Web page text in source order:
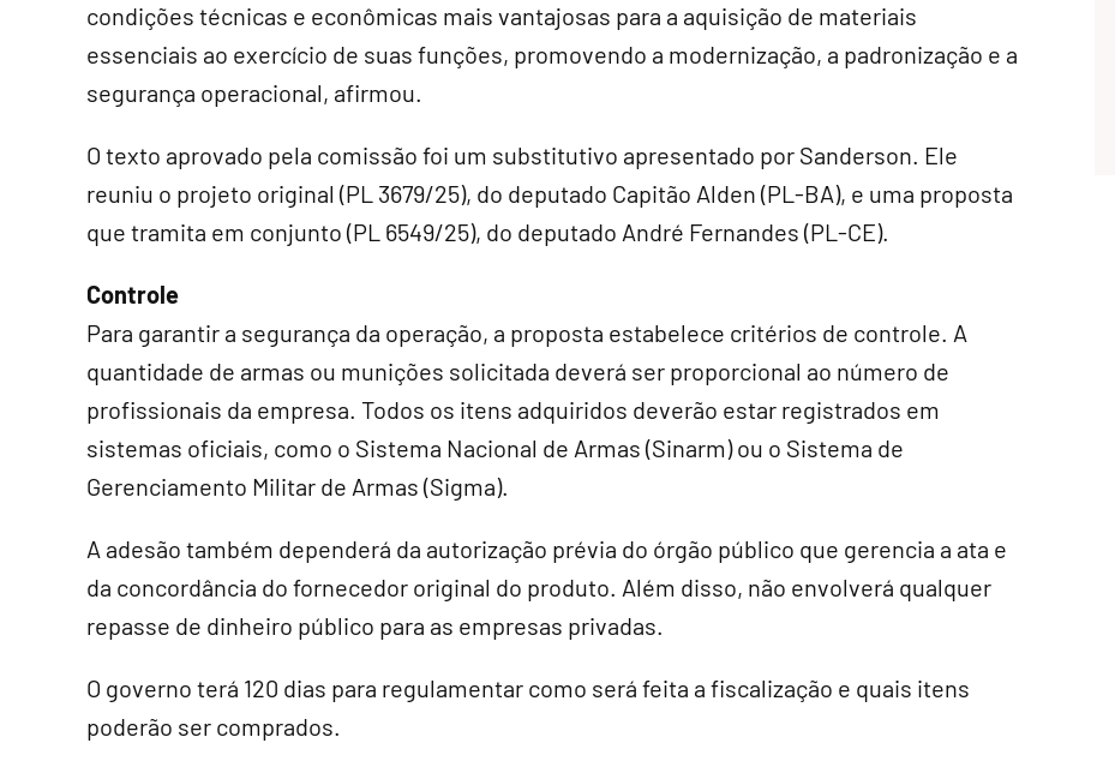
condições técnicas e econômicas mais vantajosas para a aquisição de materiais
essenciais ao exercício de suas funções, promovendo a modernização, a padronização e a
segurança operacional, afirmou.
O texto aprovado pela comissão foi um substitutivo apresentado por Sanderson. Ele
reuniu o projeto original (PL 3679/25), do deputado Capitão Alden (PL-BA), e uma proposta
que tramita em conjunto (PL 6549/25), do deputado André Fernandes (PL-CE).
Controle
Para garantir a segurança da operação, a proposta estabelece critérios de controle. A
quantidade de armas ou munições solicitada deverá ser proporcional ao número de
profissionais da empresa. Todos os itens adquiridos deverão estar registrados em
sistemas oficiais, como o Sistema Nacional de Armas (Sinarm) ou o Sistema de
Gerenciamento Militar de Armas (Sigma).
A adesão também dependerá da autorização prévia do órgão público que gerencia a ata e
da concordância do fornecedor original do produto. Além disso, não envolverá qualquer
repasse de dinheiro público para as empresas privadas.
O governo terá 120 dias para regulamentar como será feita a fiscalização e quais itens
poderão ser comprados.